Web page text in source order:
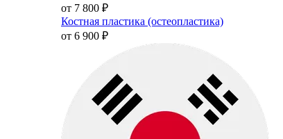
от 7 800 ₽
Костная пластика (остеопластика)
от 6 900 ₽